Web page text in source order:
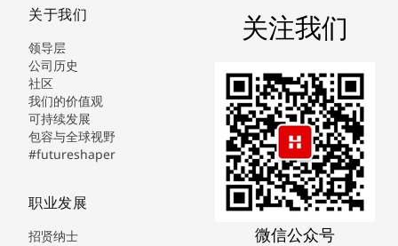
关于我们
领导层
公司历史
社区
我们的价值观
可持续发展
包容与全球视野
#futureshaper
职业发展
招贤纳士
关注我们
微信公众号